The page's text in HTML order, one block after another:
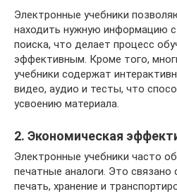
Электронные учебники
находить нужную информацию
поиска, что делает процесс
эффективным. Кроме того,
учебники содержат
видео, аудио и тесты, что
усвоению материала.
2. Экономическая
Электронные учебники часто
печатные аналоги. Это связано
печать, хранение и